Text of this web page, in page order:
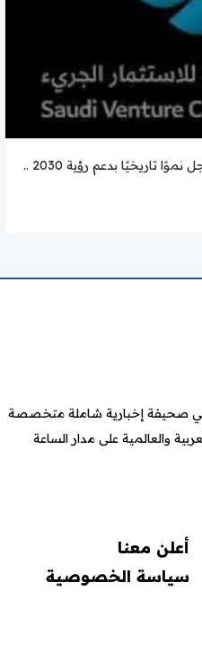
الاستثمار الجريء في السعودية يسجل نموًا تاريخيًا بدعم رؤية 2030 ..
صحيفة إخبارية شاملة متخصصة
والعالمية على مدار الساعة
أعلن معنا
سياسة الخصوصية